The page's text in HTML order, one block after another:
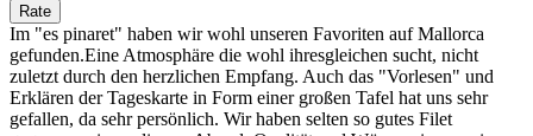
Im "es pinaret" haben wir wohl unseren Favoriten auf Mallorca
gefunden.Eine Atmosphäre die wohl ihresgleichen sucht, nicht
zuletzt durch den herzlichen Empfang. Auch das "Vorlesen" und
Erklären der Tageskarte in Form einer großen Tafel hat uns sehr
gefallen, da sehr persönlich. Wir haben selten so gutes Filet